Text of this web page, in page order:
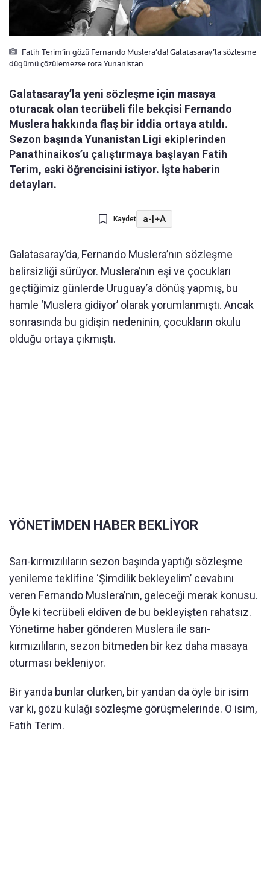
Fatih Terim’in gözü Fernando Muslera’da! Galatasaray’la sözlesme
dügümü çözülemezse rota Yunanistan
Galatasaray’la yeni sözleşme için masaya
oturacak olan tecrübeli file bekçisi Fernando
Muslera hakkında flaş bir iddia ortaya atıldı.
Sezon başında Yunanistan Ligi ekiplerinden
Panathinaikos’u çalıştırmaya başlayan Fatih
Terim, eski öğrencisini istiyor. İşte haberin
detayları.
Kaydet a-|+A
Galatasaray’da, Fernando Muslera’nın sözleşme
belirsizliği sürüyor. Muslera’nın eşi ve çocukları
geçtiğimiz günlerde Uruguay’a dönüş yapmış, bu
hamle ‘Muslera gidiyor’ olarak yorumlanmıştı. Ancak
sonrasında bu gidişin nedeninin, çocukların okulu
olduğu ortaya çıkmıştı.
YÖNETİMDEN HABER BEKLİYOR
Sarı-kırmızılıların sezon başında yaptığı sözleşme
yenileme teklifine ‘Şimdilik bekleyelim’ cevabını
veren Fernando Muslera’nın, geleceği merak konusu.
Öyle ki tecrübeli eldiven de bu bekleyişten rahatsız.
Yönetime haber gönderen Muslera ile sarı-
kırmızılıların, sezon bitmeden bir kez daha masaya
oturması bekleniyor.
Bir yanda bunlar olurken, bir yandan da öyle bir isim
var ki, gözü kulağı sözleşme görüşmelerinde. O isim,
Fatih Terim.